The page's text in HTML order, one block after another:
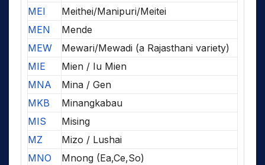
MEI
Meithei/Manipuri/Meitei
MEN
Mende
MEW
Mewari/Mewadi (a Rajasthani variety)
MIE
Mien / Iu Mien
MNA
Mina / Gen
MKB
Minangkabau
MIS
Mising
MZ
Mizo / Lushai
MNO
Mnong (Ea,Ce,So)